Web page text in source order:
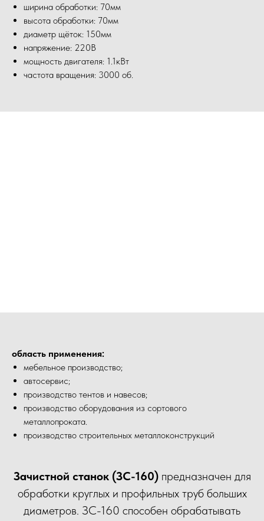
ширина обработки: 70мм
высота обработки: 70мм
диаметр щёток: 150мм
напряжение: 220В
мощность двигателя: 1.1кВт
частота вращения: 3000 об.
область применения:
мебельное производство;
автосервис;
производство тентов и навесов;
производство оборудования из сортового
металлопроката.
производство строительных металлоконструкций
Зачистной станок (ЗС-160)предназначен для
обработки круглых и профильных труб больших
диаметров. ЗС-160 способен обрабатывать